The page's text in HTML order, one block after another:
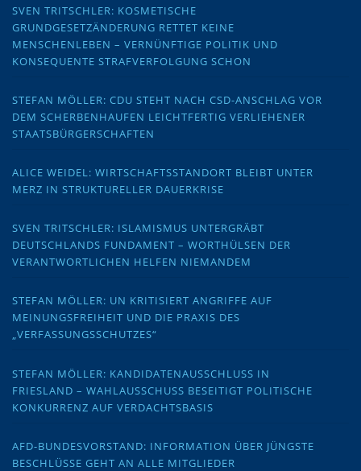
SVEN TRITSCHLER: KOSMETISCHE
GRUNDGESETZÄNDERUNG RETTET KEINE
MENSCHENLEBEN – VERNÜNFTIGE POLITIK UND
KONSEQUENTE STRAFVERFOLGUNG SCHON
STEFAN MÖLLER: CDU STEHT NACH CSD-ANSCHLAG VOR
DEM SCHERBENHAUFEN LEICHTFERTIG VERLIEHENER
STAATSBÜRGERSCHAFTEN
ALICE WEIDEL: WIRTSCHAFTSSTANDORT BLEIBT UNTER
MERZ IN STRUKTURELLER DAUERKRISE
SVEN TRITSCHLER: ISLAMISMUS UNTERGRÄBT
DEUTSCHLANDS FUNDAMENT – WORTHÜLSEN DER
VERANTWORTLICHEN HELFEN NIEMANDEM
STEFAN MÖLLER: UN KRITISIERT ANGRIFFE AUF
MEINUNGSFREIHEIT UND DIE PRAXIS DES
„VERFASSUNGSSCHUTZES“
STEFAN MÖLLER: KANDIDATENAUSSCHLUSS IN
FRIESLAND – WAHLAUSSCHUSS BESEITIGT POLITISCHE
KONKURRENZ AUF VERDACHTSBASIS
AFD-BUNDESVORSTAND: INFORMATION ÜBER JÜNGSTE
BESCHLÜSSE GEHT AN ALLE MITGLIEDER